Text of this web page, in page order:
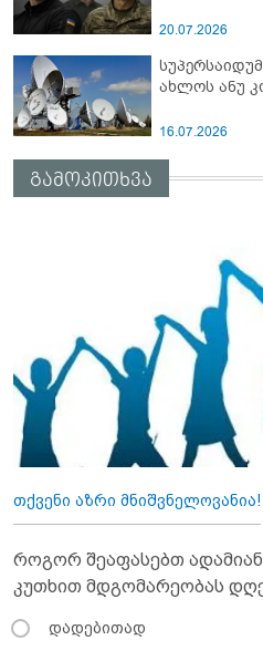
20.07.2026
16.07.2026
გამოკითხვა
თქვენი აზრი მნიშვნელოვანია!
როგორ შეაფასებთ
კუთხით მდგომარეობას
დადებითად